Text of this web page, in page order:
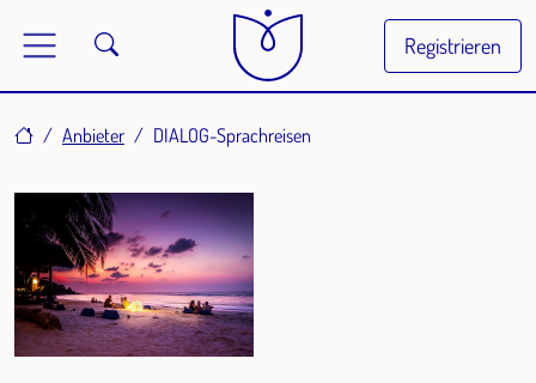
Registrieren
HomeAnbieter DIALOG-Sprachreisen